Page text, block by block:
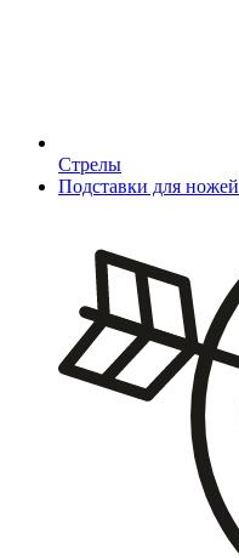
Стрелы
Подставки для ножей